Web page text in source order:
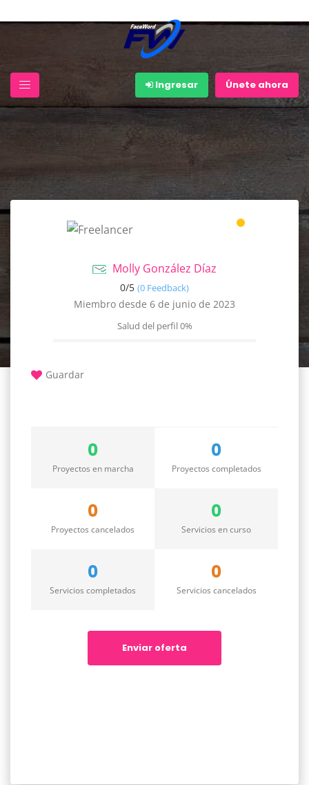
Ingresar Únete ahora
Molly González Díaz
0/5 (0 Feedback)
Miembro desde 6 de junio de 2023
Salud del perfil0%
Guardar
0
Proyectos en marcha
0
Proyectos completados
0
Proyectos cancelados
0
Servicios en curso
0
Servicios completados
0
Servicios cancelados
Enviar oferta